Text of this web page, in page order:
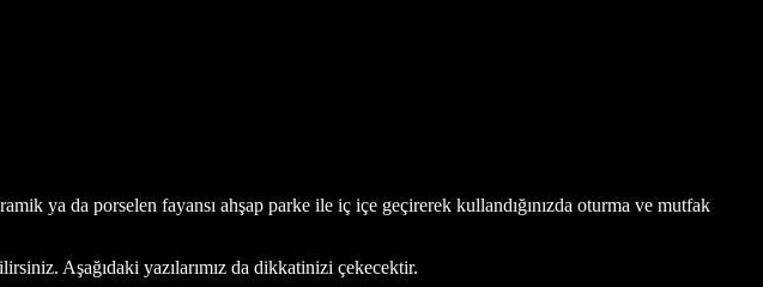
ya da porselen fayansı ahşap parke ile iç içe geçirerek kullandığınızda oturma ve mutfak
Aşağıdaki yazılarımız da dikkatinizi çekecektir.